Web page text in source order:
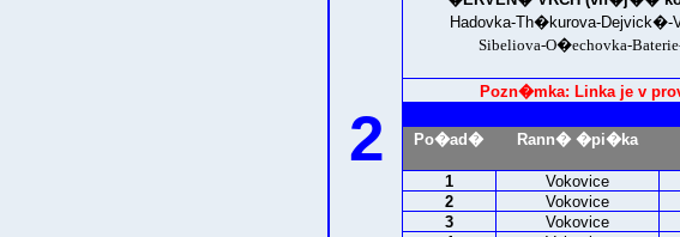
2
Hadovka-Th�kurova-
Sibeliova-O�echovka-
Pozn�mka: Linka je v
Po�ad�
Rann� �pi�ka
1
Vokovice
2
Vokovice
3
Vokovice